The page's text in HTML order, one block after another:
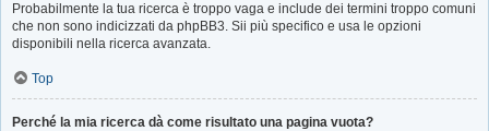
Probabilmente la tua ricerca è troppo vaga e include dei termini troppo comuni
che non sono indicizzati da phpBB3. Sii più specifico e usa le opzioni
disponibili nella ricerca avanzata.
Top
Perché la mia ricerca dà come risultato una pagina vuota?